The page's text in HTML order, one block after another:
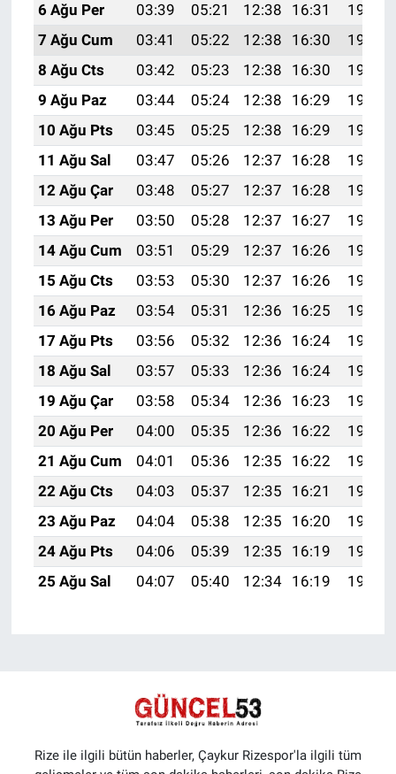
6 Ağu Per
03:39 05:21 12:38 16:31
19:45
7 Ağu Cum
03:41 05:22 12:38 16:30
19:44
8 Ağu Cts
03:42 05:23 12:38 16:30
19:43
9 Ağu Paz
03:44 05:24 12:38 16:29
19:42
10 Ağu Pts
03:45 05:25 12:38 16:29
19:40
11 Ağu Sal
03:47 05:26 12:37 16:28
19:39
12 Ağu Çar
03:48 05:27 12:37 16:28
19:38
13 Ağu Per
03:50 05:28 12:37 16:27
19:36
14 Ağu Cum
03:51 05:29 12:37 16:26
19:35
15 Ağu Cts
03:53 05:30 12:37 16:26
19:34
16 Ağu Paz
03:54 05:31 12:36 16:25
19:32
17 Ağu Pts
03:56 05:32 12:36 16:24
19:31
18 Ağu Sal
03:57 05:33 12:36 16:24
19:30
19 Ağu Çar
03:58 05:34 12:36 16:23
19:28
20 Ağu Per
04:00 05:35 12:36 16:22
19:27
21 Ağu Cum
04:01 05:36 12:35 16:22
19:25
22 Ağu Cts
04:03 05:37 12:35 16:21
19:24
23 Ağu Paz
04:04 05:38 12:35 16:20
19:22
24 Ağu Pts
04:06 05:39 12:35 16:19
19:21
25 Ağu Sal
04:07 05:40 12:34 16:19 19:19
Rize ile ilgili bütün haberler, Çaykur Rizespor'la ilgili tüm